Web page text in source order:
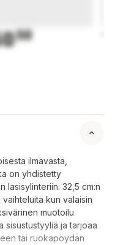
50
ilmavasta,
on yhdistetty
lasisylinteriin. 32,5 cm:n
kun valaisin
muotoilu
sisustustyyliä ja tarjoaa
tai ruokapöydän